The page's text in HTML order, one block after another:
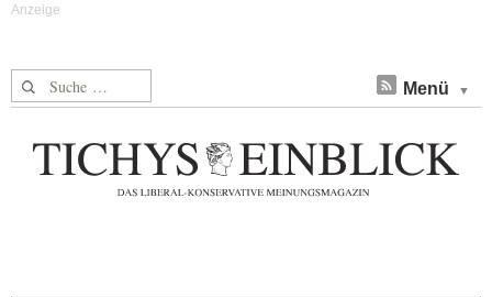
Suche nach: Menü